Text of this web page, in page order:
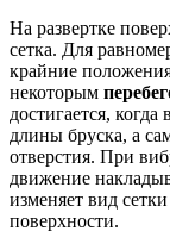
На развертке
сетка. Для
крайние
некоторым
достигается, когда
длины бруска, а
отверстия. При
движение
изменяет вид
поверхности.